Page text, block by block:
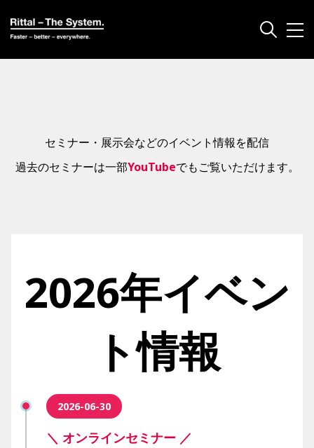
セミナー・展示会などのイベント情報を配信
過去のセミナーは一部YouTubeでもご覧いただけます。
2026年イベン
ト情報
＼ オンラインセミナー ／
2026-06-30